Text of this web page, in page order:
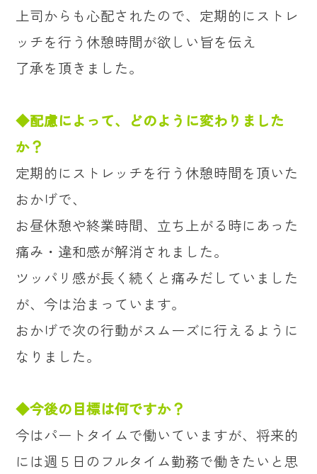
上司からも心配されたので、定期的にストレ
ッチを行う休憩時間が欲しい旨を伝え
了承を頂きました。
◆配慮によって、どのように変わりました
か？
定期的にストレッチを行う休憩時間を頂いた
おかげで、
お昼休憩や終業時間、立ち上がる時にあった
痛み・違和感が解消されました。
ツッパリ感が長く続くと痛みだしていました
が、今は治まっています。
おかげで次の行動がスムーズに行えるように
なりました。
◆今後の目標は何ですか？
今はパートタイムで働いていますが、将来的
には週５日のフルタイム勤務で働きたいと思